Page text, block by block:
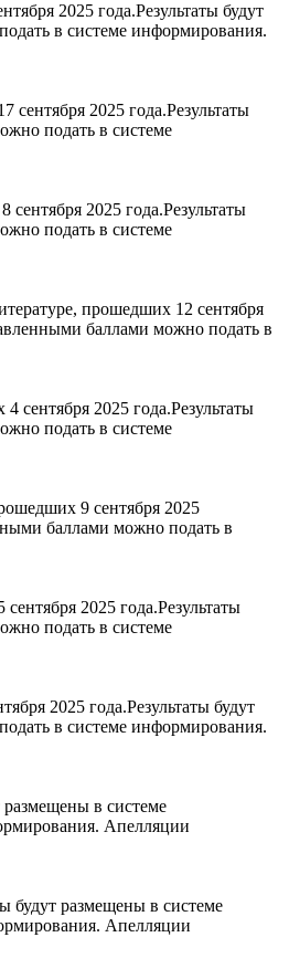
2025 года.Результаты будут
в системе информирования.
2025 года.Результаты
подать в системе
2025 года.Результаты
подать в системе
прошедших 12 сентября
баллами можно подать в
2025 года.Результаты
подать в системе
9 сентября 2025
баллами можно подать в
2025 года.Результаты
подать в системе
2025 года.Результаты будут
в системе информирования.
в системе
Апелляции
будут размещены в системе
Апелляции